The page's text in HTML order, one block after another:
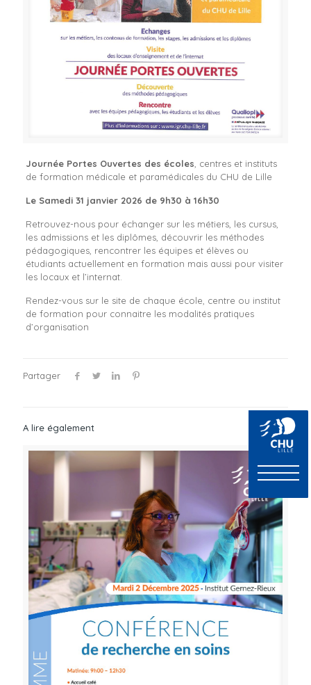
Journée Portes Ouvertes des écoles , centres et instituts
de formation médicale et paramédicales du CHU de Lille
Le Samedi 31 janvier 2026 de 9h30 à 16h30
Retrouvez-nous pour échanger sur les métiers, les cursus,
les admissions et les diplômes, découvrir les méthodes
pédagogiques, rencontrer les équipes et élèves ou
étudiants actuellement en formation mais aussi pour visiter
les locaux et l’internat.
Rendez-vous sur le site de chaque école, centre ou institut
de formation pour connaitre les modalités pratiques
d’organisation
Partager
A lire également